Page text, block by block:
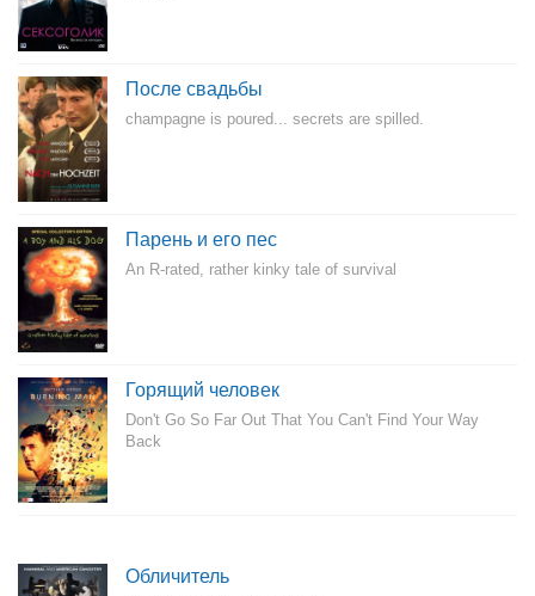
После свадьбы
champagne is poured... secrets are spilled.
Парень и его пес
An R-rated, rather kinky tale of survival
Горящий человек
Don't Go So Far Out That You Can't Find Your Way
Back
Обличитель